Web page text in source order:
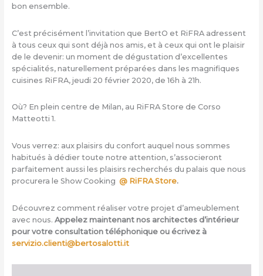
bon ensemble.
C’est précisément l’invitation que BertO et RiFRA adressent
à tous ceux qui sont déjà nos amis, et à ceux qui ont le plaisir
de le devenir: un moment de dégustation d’excellentes
spécialités, naturellement préparées dans les magnifiques
cuisines RiFRA, jeudi 20 février 2020, de 16h à 21h.
Où? En plein centre de Milan, au RiFRA Store de Corso
Matteotti 1.
Vous verrez: aux plaisirs du confort auquel nous sommes
habitués à dédier toute notre attention, s’associeront
parfaitement aussi les plaisirs recherchés du palais que nous
procurera le Show Cooking @ RiFRA Store.
Découvrez comment réaliser votre projet d’ameublement
avec nous. Appelez maintenant nos architectes d’intérieur
pour votre consultation téléphonique ou écrivez à
servizio.clienti@bertosalotti.it